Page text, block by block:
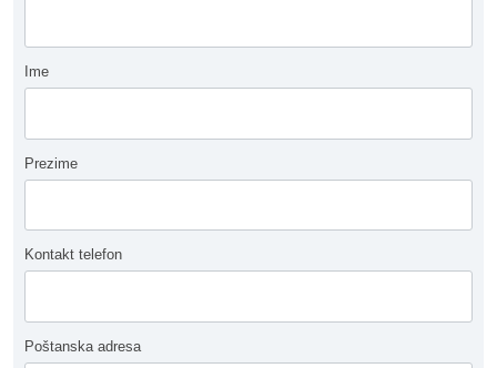
Ime
Prezime
Kontakt telefon
Poštanska adresa